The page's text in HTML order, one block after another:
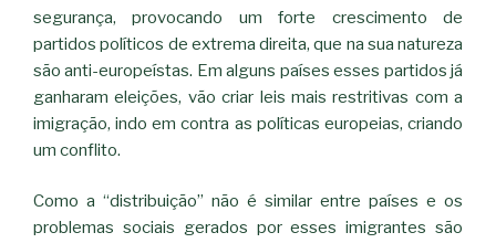
segurança, provocando um forte crescimento de
partidos políticos de extrema direita, que na sua natureza
são anti-europeístas. Em alguns países esses partidos já
ganharam eleições, vão criar leis mais restritivas com a
imigração, indo em contra as políticas europeias, criando
um conflito.
Como a “distribuição” não é similar entre países e os
problemas sociais gerados por esses imigrantes são